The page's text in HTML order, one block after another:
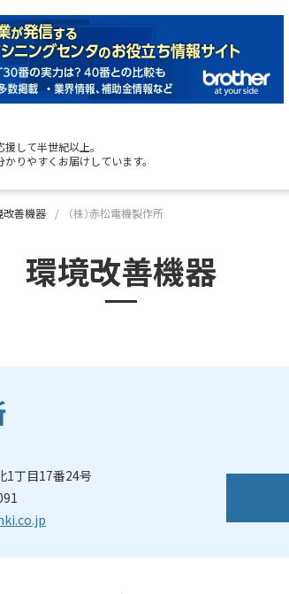
して半世紀以上。
りやすくお届けしています。
改善機器 （株）赤松電機製作所
環境改善機器
1丁目17番24号